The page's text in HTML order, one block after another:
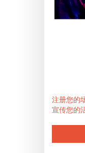
注册您的
宣传您的